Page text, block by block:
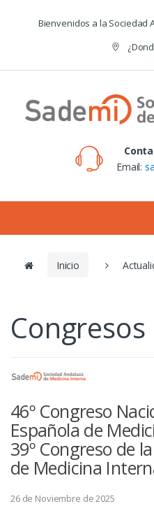
Bienvenidos a la Sociedad
Email:
Inicio
Congresos
46º Congreso
Española de
39º Congreso de
de Medicina
26 de Noviembre de 2025